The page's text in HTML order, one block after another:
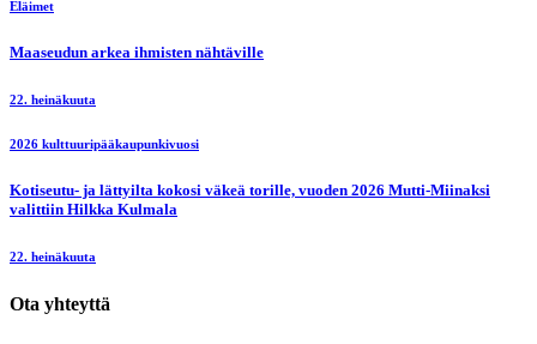
Eläimet
Maaseudun arkea ihmisten nähtäville
22. heinäkuuta
2026 kulttuuripääkaupunkivuosi
Kotiseutu- ja lättyilta kokosi väkeä torille, vuoden 2026 Mutti-Miinaksi
valittiin Hilkka Kulmala
22. heinäkuuta
Ota yhteyttä